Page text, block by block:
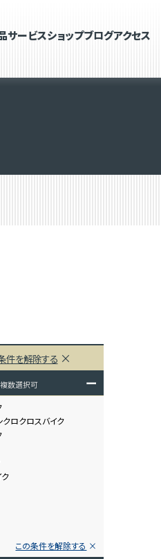
サービスショップブログアクセス
件を解除する
数選択可 ー
クロクロスバイク
この条件を解除する